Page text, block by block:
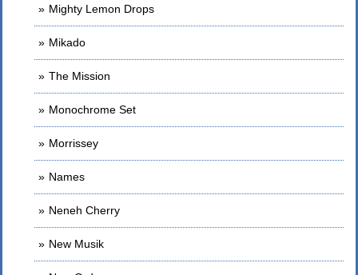
Mighty Lemon Drops
Mikado
The Mission
Monochrome Set
Morrissey
Names
Neneh Cherry
New Musik